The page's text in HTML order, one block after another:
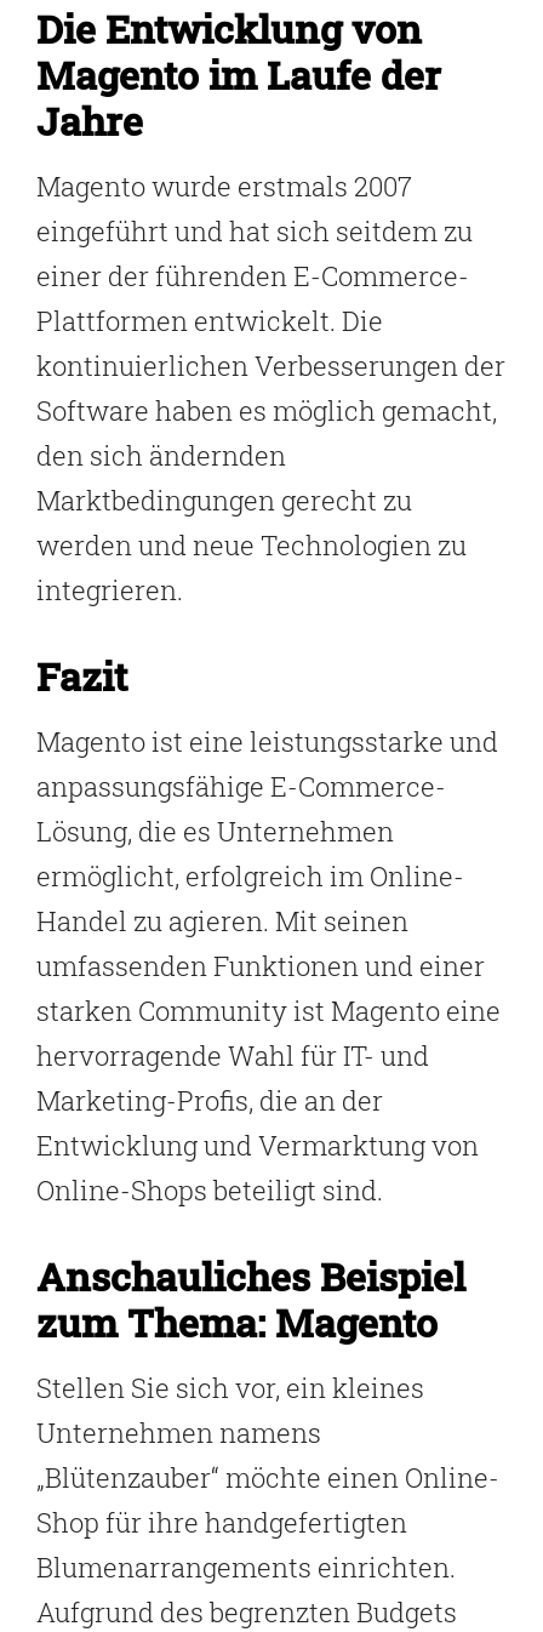
Die Entwicklung von
Magento im Laufe der
Jahre
Magento wurde erstmals 2007
eingeführt und hat sich seitdem zu
einer der führenden E-Commerce-
Plattformen entwickelt. Die
kontinuierlichen Verbesserungen der
Software haben es möglich gemacht,
den sich ändernden
Marktbedingungen gerecht zu
werden und neue Technologien zu
integrieren.
Fazit
Magento ist eine leistungsstarke und
anpassungsfähige E-Commerce-
Lösung, die es Unternehmen
ermöglicht, erfolgreich im Online-
Handel zu agieren. Mit seinen
umfassenden Funktionen und einer
starken Community ist Magento eine
hervorragende Wahl für IT- und
Marketing-Profis, die an der
Entwicklung und Vermarktung von
Online-Shops beteiligt sind.
Anschauliches Beispiel
zum Thema: Magento
Stellen Sie sich vor, ein kleines
Unternehmen namens
„Blütenzauber“ möchte einen Online-
Shop für ihre handgefertigten
Blumenarrangements einrichten.
Aufgrund des begrenzten Budgets